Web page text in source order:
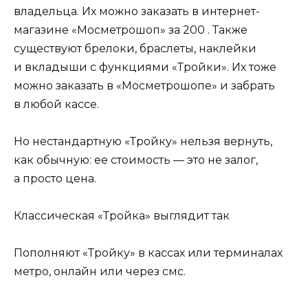
владельца. Их можно заказать в интернет-
магазине «Мосметрошоп» за 200 . Также
существуют брелоки, браслеты, наклейки
и вкладыши с функциями «Тройки». Их тоже
можно заказать в «Мосметрошопе» и забрать
в любой кассе.
Но нестандартную «Тройку» нельзя вернуть,
как обычную: ее стоимость — это не залог,
а просто цена.
Классическая «Тройка» выглядит так
Пополняют «Тройку» в кассах или терминалах
метро, онлайн или через смс.